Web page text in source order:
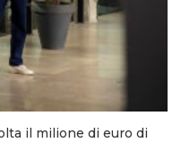
il milione di euro di